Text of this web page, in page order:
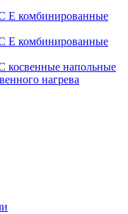
E комбинированные
E комбинированные
косвенные напольные
нагрева